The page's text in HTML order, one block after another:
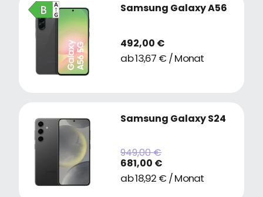
Samsung Galaxy A56
492,00 €
ab 13,67 € / Monat
Samsung Galaxy S24
949,00 €
681,00 €
ab 18,92 € / Monat